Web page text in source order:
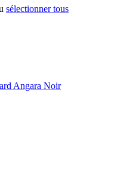
sélectionner tous
Angara Noir